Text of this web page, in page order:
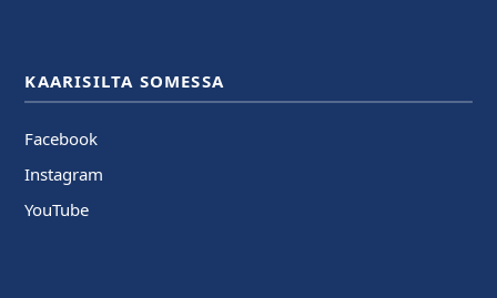
KAARISILTA SOMESSA
Facebook
Instagram
YouTube